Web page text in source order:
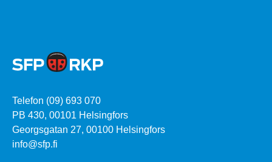
Telefon (09) 693 070
PB 430, 00101 Helsingfors
Georgsgatan 27, 00100 Helsingfors
info@sfp.fi